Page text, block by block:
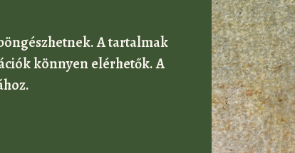
A tartalmak
könnyen elérhetők. A